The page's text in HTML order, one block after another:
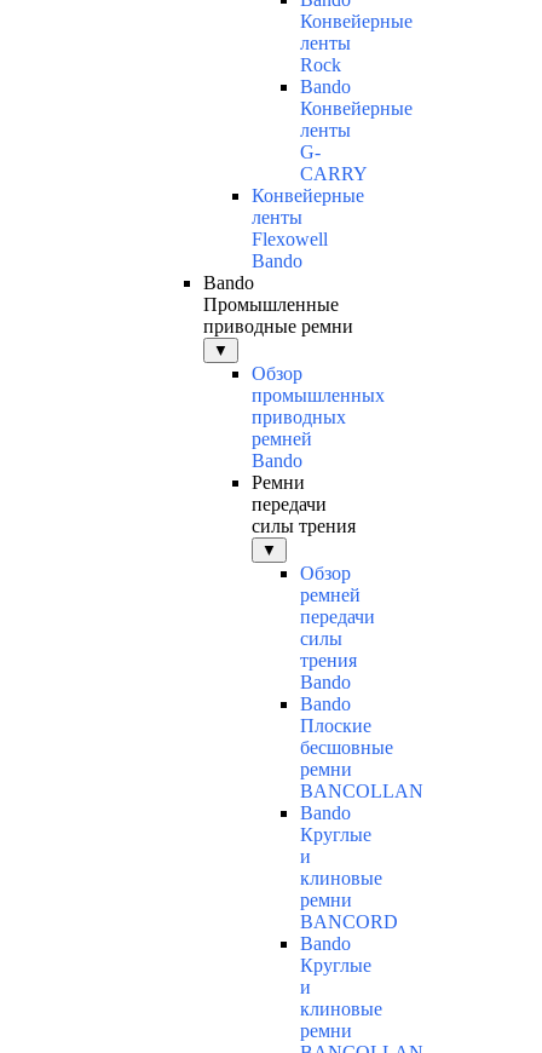
Конвейерные
ленты
Rock
Bando
Конвейерные
ленты
G-
CARRY
Конвейерные
ленты
Flexowell
Bando
Bando
Промышленные
приводные ремни
▼
Обзор
промышленных
приводных
ремней
Bando
Ремни
передачи
силы трения
▼
Обзор
ремней
передачи
силы
трения
Bando
Bando
Плоские
бесшовные
ремни
BANCOLLAN
Bando
Круглые
и
клиновые
ремни
BANCORD
Bando
Круглые
и
клиновые
ремни